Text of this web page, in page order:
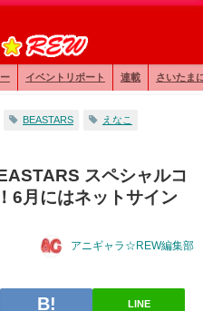
イベントリポート 連載 さいたま
BEASTARS えなこ
スペシャルコ
6月にはネットサイン
アニギャラ☆REW編集部
LINE